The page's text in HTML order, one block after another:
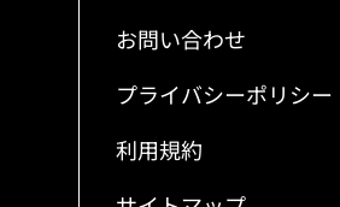
お問い合わせ
プライバシーポリシー
利用規約